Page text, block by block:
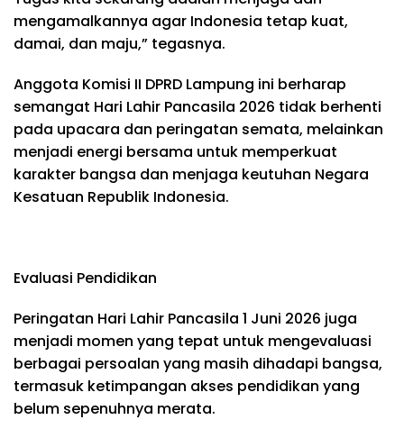
mengamalkannya agar Indonesia tetap kuat,
damai, dan maju,” tegasnya.
Anggota Komisi II DPRD Lampung ini berharap
semangat Hari Lahir Pancasila 2026 tidak berhenti
pada upacara dan peringatan semata, melainkan
menjadi energi bersama untuk memperkuat
karakter bangsa dan menjaga keutuhan Negara
Kesatuan Republik Indonesia.
Evaluasi Pendidikan
Peringatan Hari Lahir Pancasila 1 Juni 2026 juga
menjadi momen yang tepat untuk mengevaluasi
berbagai persoalan yang masih dihadapi bangsa,
termasuk ketimpangan akses pendidikan yang
belum sepenuhnya merata.